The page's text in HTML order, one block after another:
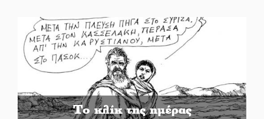
Το κλίκ της ημέρας